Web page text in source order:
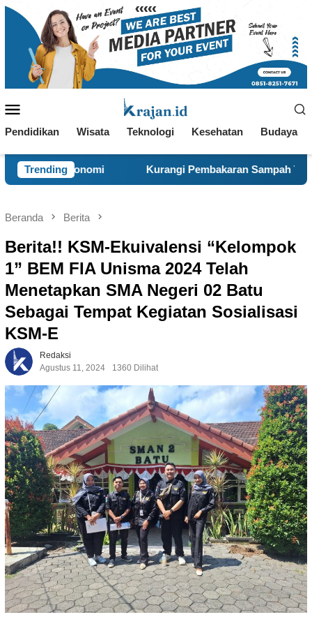
Loncat
Mobile
Pendidikan Wisata Teknologi Kesehatan Budaya
Trending
Kurangi Pembakaran Sampah Terbuka, KKN 120 dan
Beranda Berita
Berita!! KSM-Ekuivalensi “Kelompok
1” BEM FIA Unisma 2024 Telah
Menetapkan SMA Negeri 02 Batu
Sebagai Tempat Kegiatan Sosialisasi
KSM-E
Redaksi
Agustus 11, 2024
1360 Dilihat